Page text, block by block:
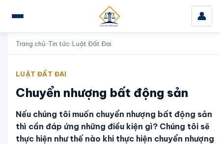
👤
Trang chủ›Tin tức›Luật Đất Đai
LUẬT ĐẤT ĐAI
Chuyển nhượng bất động sản
Nếu chúng tôi muốn chuyển nhượng bất động sản
thì cần đáp ứng những điều kiện gì? Chúng tôi sẽ
thực hiện như thế nào khi thực hiện chuyển nhượng